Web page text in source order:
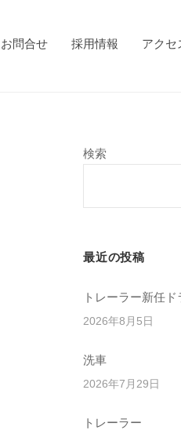
お問合せ 採用情報 アクセ
検索
最近の投稿
トレーラー新任
2026年8月5日
洗車
2026年7月29日
トレーラー